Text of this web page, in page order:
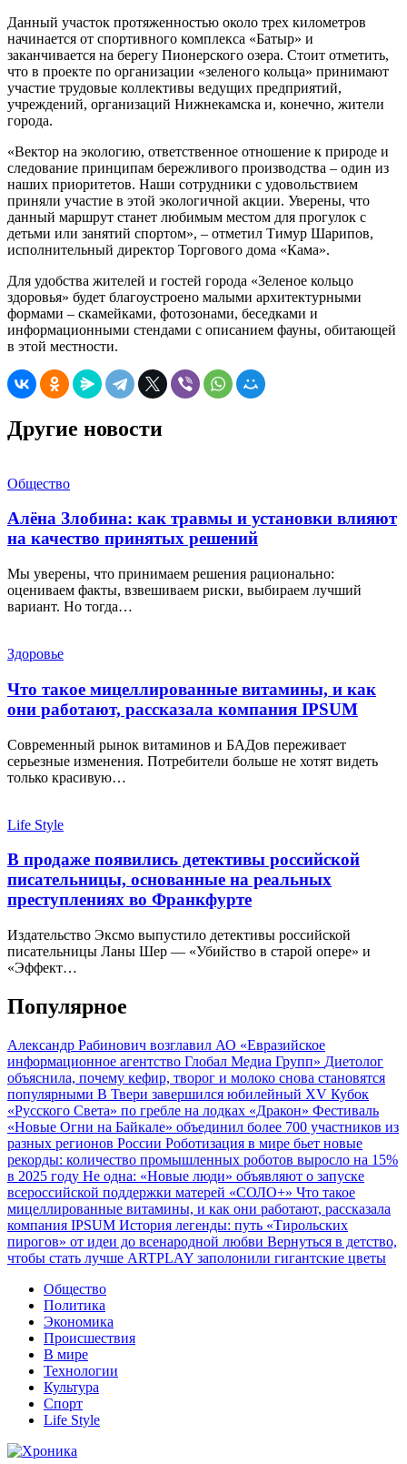
Данный участок протяженностью около трех километров
начинается от спортивного комплекса «Батыр» и
заканчивается на берегу Пионерского озера. Стоит отметить,
что в проекте по организации «зеленого кольца» принимают
участие трудовые коллективы ведущих предприятий,
учреждений, организаций Нижнекамска и, конечно, жители
города.
«Вектор на экологию, ответственное отношение к природе и
следование принципам бережливого производства – один из
наших приоритетов. Наши сотрудники с удовольствием
приняли участие в этой экологичной акции. Уверены, что
данный маршрут станет любимым местом для прогулок с
детьми или занятий спортом», – отметил Тимур Шарипов,
исполнительный директор Торгового дома «Кама».
Для удобства жителей и гостей города «Зеленое кольцо
здоровья» будет благоустроено малыми архитектурными
формами – скамейками, фотозонами, беседками и
информационными стендами с описанием фауны, обитающей
в этой местности.
Другие новости
Общество
Алёна Злобина: как травмы и установки влияют
на качество принятых решений
Мы уверены, что принимаем решения рационально:
оцениваем факты, взвешиваем риски, выбираем лучший
вариант. Но тогда…
Здоровье
Что такое мицеллированные витамины, и как
они работают, рассказала компания IPSUM
Современный рынок витаминов и БАДов переживает
серьезные изменения. Потребители больше не хотят видеть
только красивую…
Life Style
В продаже появились детективы российской
писательницы, основанные на реальных
преступлениях во Франкфурте
Издательство Эксмо выпустило детективы российской
писательницы Ланы Шер — «Убийство в старой опере» и
«Эффект…
Популярное
Александр Рабинович возглавил АО «Евразийское
информационное агентство Глобал Медиа Групп» Диетолог
объяснила, почему кефир, творог и молоко снова становятся
популярными В Твери завершился юбилейный XV Кубок
«Русского Света» по гребле на лодках «Дракон» Фестиваль
«Новые Огни на Байкале» объединил более 700 участников из
разных регионов России Роботизация в мире бьет новые
рекорды: количество промышленных роботов выросло на 15%
в 2025 году Не одна: «Новые люди» объявляют о запуске
всероссийской поддержки матерей «СОЛО+» Что такое
мицеллированные витамины, и как они работают, рассказала
компания IPSUM История легенды: путь «Тирольских
пирогов» от идеи до всенародной любви Вернуться в детство,
чтобы стать лучше ARTPLAY заполонили гигантские цветы
Общество
Политика
Экономика
Происшествия
В мире
Технологии
Культура
Спорт
Life Style